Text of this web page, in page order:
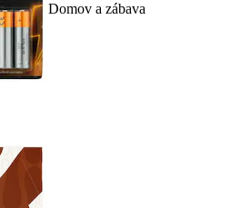
Domov a zábava